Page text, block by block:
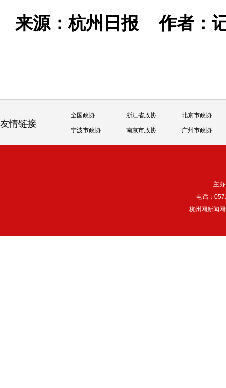
来源：杭州日报作者：
友情链接
全国政协 浙江省政协 北京市政协
宁波市政协 南京市政协 广州市政协
主
电话：
杭州网新闻